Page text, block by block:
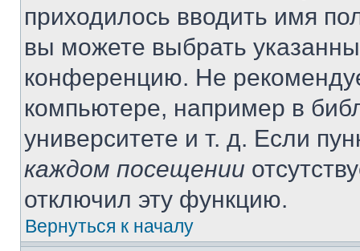
приходилось вводить имя
вы можете выбрать
конференцию. Не
компьютере, например в
университете и т. д. Если
каждом посещении
отключил эту функцию.
Вернуться к началу